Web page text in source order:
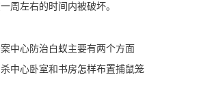
周左右的时间内被破坏。
中心防治白蚁主要有两个方面
中心卧室和书房怎样布置捕鼠笼